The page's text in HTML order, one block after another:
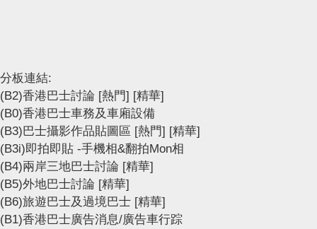
分板連結:
(B2)香港巴士討論 [熱門] [精華]
(B0)香港巴士車務及車廂設備
(B3)巴士攝影作品貼圖區 [熱門] [精華]
(B3i)即拍即貼 -手機相&翻拍Mon相
(B4)兩岸三地巴士討論 [精華]
(B5)外地巴士討論 [精華]
(B6)旅遊巴士及過境巴士 [精華]
(B1)香港巴士廣告消息/廣告車行踪